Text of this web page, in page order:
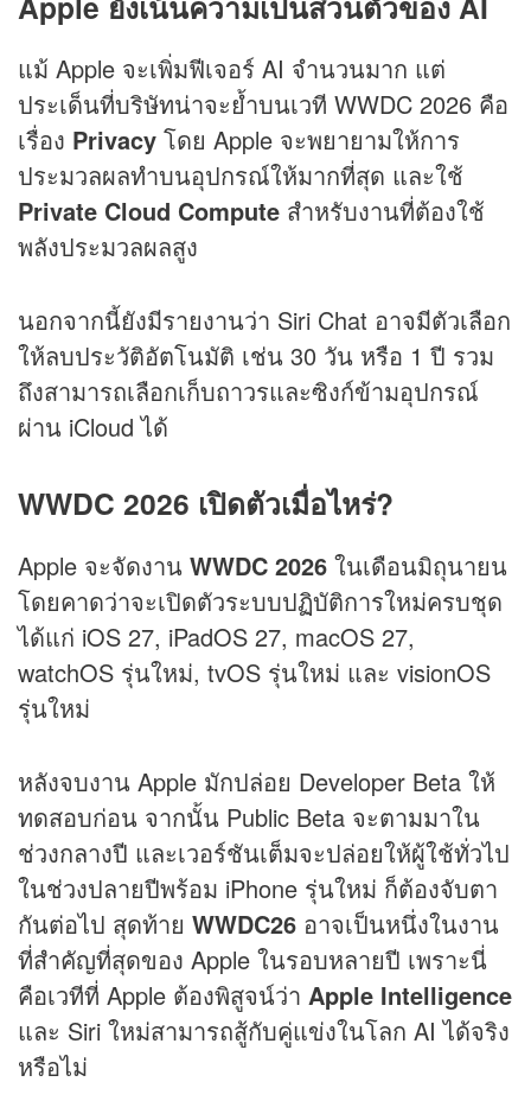
แม้ Apple จะเพิ่มฟีเจอร์ AI จำนวนมาก แต่
ประเด็นที่บริษัทน่าจะย้ำบนเวที WWDC 2026 คือ
เรื่อง Privacy โดย Apple จะพยายามให้การ
ประมวลผลทำบนอุปกรณ์ให้มากที่สุด และใช้
Private Cloud Compute สำหรับงานที่ต้องใช้
พลังประมวลผลสูง
นอกจากนี้ยังมีรายงานว่า Siri Chat อาจมีตัวเลือก
ให้ลบประวัติอัตโนมัติ เช่น 30 วัน หรือ 1 ปี รวม
ถึงสามารถเลือกเก็บถาวรและซิงก์ข้ามอุปกรณ์
ผ่าน iCloud ได้
WWDC 2026 เปิดตัวเมื่อไหร่?
Apple จะจัดงาน WWDC 2026 ในเดือนมิถุนายน
โดยคาดว่าจะเปิดตัวระบบปฏิบัติการใหม่ครบชุด
ได้แก่ iOS 27, iPadOS 27, macOS 27,
watchOS รุ่นใหม่, tvOS รุ่นใหม่ และ visionOS
รุ่นใหม่
หลังจบงาน Apple มักปล่อย Developer Beta ให้
ทดสอบก่อน จากนั้น Public Beta จะตามมาใน
ช่วงกลางปี และเวอร์ชันเต็มจะปล่อยให้ผู้ใช้ทั่วไป
ในช่วงปลายปีพร้อม iPhone รุ่นใหม่ ก็ต้องจับตา
กันต่อไป สุดท้าย WWDC26 อาจเป็นหนึ่งในงาน
ที่สำคัญที่สุดของ Apple ในรอบหลายปี เพราะนี่
คือเวทีที่ Apple ต้องพิสูจน์ว่า Apple Intelligence
และ Siri ใหม่สามารถสู้กับคู่แข่งในโลก AI ได้จริง
หรือไม่